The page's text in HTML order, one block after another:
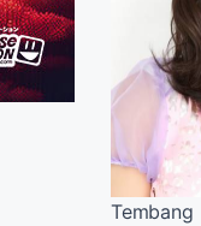
Tembang